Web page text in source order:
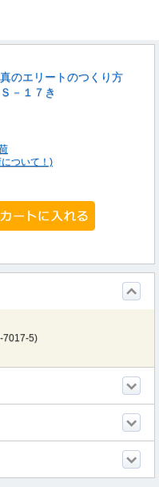
のエリートのつくり方
－１７き
ついて！)
7017-5)